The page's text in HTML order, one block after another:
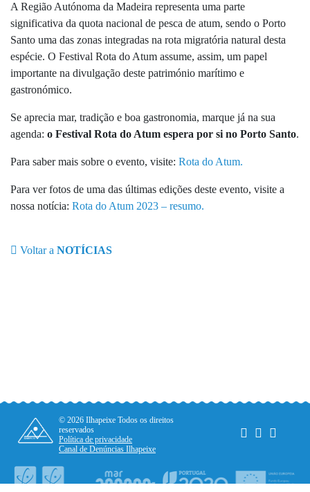
A Região Autónoma da Madeira representa uma parte
significativa da quota nacional de pesca de atum, sendo o Porto
Santo uma das zonas integradas na rota migratória natural desta
espécie. O Festival Rota do Atum assume, assim, um papel
importante na divulgação deste património marítimo e
gastronómico.
Se aprecia mar, tradição e boa gastronomia, marque já na sua
agenda: o Festival Rota do Atum espera por si no Porto Santo.
Para saber mais sobre o evento, visite: Rota do Atum.
Para ver fotos de uma das últimas edições deste evento, visite a
nossa notícia: Rota do Atum 2023 – resumo.
Voltar a NOTÍCIAS
© 2026 Ilhapeixe Todos os direitos
reservados
Política de privacidade
Canal de Denúncias Ilhapeixe